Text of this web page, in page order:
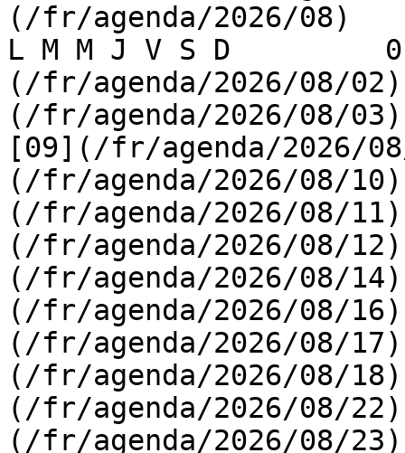
(/fr/agenda/2026/08)
L M M J V S D
(/fr/agenda/2026/08/
(/fr/agenda/2026/08/
[09](/fr/agenda/2026/
(/fr/agenda/2026/08/
(/fr/agenda/2026/08/
(/fr/agenda/2026/08/
(/fr/agenda/2026/08/
(/fr/agenda/2026/08/
(/fr/agenda/2026/08/
(/fr/agenda/2026/08/
(/fr/agenda/2026/08/
(/fr/agenda/2026/08/